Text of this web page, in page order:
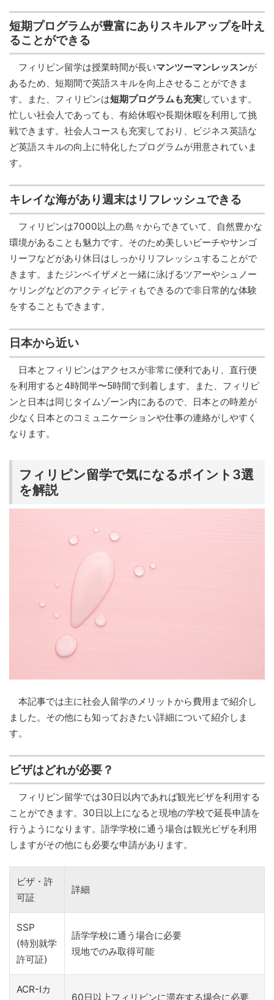
短期プログラムが豊富にありスキルアップを叶え
ることができる
フィリピン留学は授業時間が長いマンツーマンレッスンが
あるため、短期間で英語スキルを向上させることができま
す。また、フィリピンは短期プログラムも充実しています。
忙しい社会人であっても、有給休暇や長期休暇を利用して挑
戦できます。社会人コースも充実しており、ビジネス英語な
ど英語スキルの向上に特化したプログラムが用意されていま
す。
キレイな海があり週末はリフレッシュできる
フィリピンは7000以上の島々からできていて、自然豊かな
環境があることも魅力です。そのため美しいビーチやサンゴ
リーフなどがあり休日はしっかりリフレッシュすることがで
きます。またジンベイザメと一緒に泳げるツアーやシュノー
ケリングなどのアクティビティもできるので非日常的な体験
をすることもできます。
日本から近い
日本とフィリピンはアクセスが非常に便利であり、直行便
を利用すると4時間半〜5時間で到着します。また、フィリピ
ンと日本は同じタイムゾーン内にあるので、日本との時差が
少なく日本とのコミュニケーションや仕事の連絡がしやすく
なります。
フィリピン留学で気になるポイント3選
を解説
本記事では主に社会人留学のメリットから費用まで紹介し
ました。その他にも知っておきたい詳細について紹介しま
す。
ビザはどれが必要？
フィリピン留学では30日以内であれば観光ビザを利用する
ことができます。30日以上になると現地の学校で延長申請を
行うようになります。語学学校に通う場合は観光ビザを利用
しますがその他にも必要な申請があります。
ビザ・許
可証
詳細
SSP
(特別就学
許可証)
語学学校に通う場合に必要
現地でのみ取得可能
ACR-Iカ
60日以上フィリピンに滞在する場合に必要